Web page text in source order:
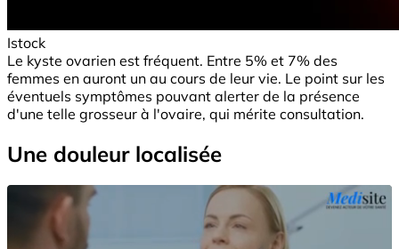
Istock
Le kyste ovarien est fréquent. Entre 5% et 7% des
femmes en auront un au cours de leur vie. Le point sur les
éventuels symptômes pouvant alerter de la présence
d'une telle grosseur à l'ovaire, qui mérite consultation.
Une douleur localisée